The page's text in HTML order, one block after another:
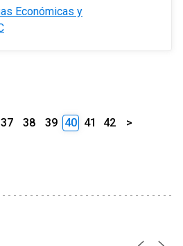
Económicas y
37 38 39 40 41 42 >